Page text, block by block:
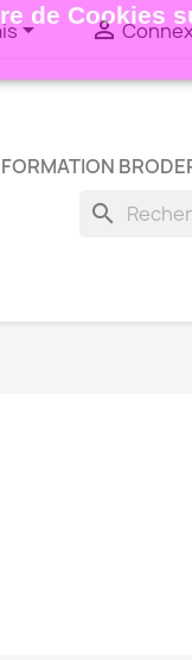
de Cookies
 
FORMATION
search